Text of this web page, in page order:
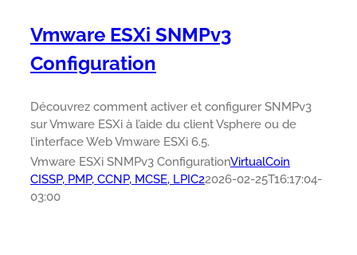
Vmware ESXi SNMPv3
Configuration
Découvrez comment activer et configurer SNMPv3
sur Vmware ESXi à l’aide du client Vsphere ou de
l’interface Web Vmware ESXi 6.5.
Vmware ESXi SNMPv3 ConfigurationVirtualCoin
CISSP, PMP, CCNP, MCSE, LPIC22026-02-25T16:17:04-
03:00